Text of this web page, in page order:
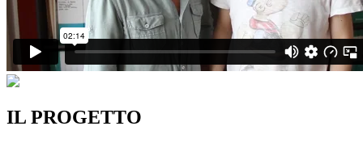
IL PROGETTO